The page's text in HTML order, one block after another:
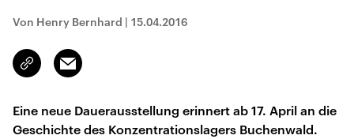
Von Henry Bernhard | 15.04.2016
Link
kopieren/teilen
Email
Eine neue Dauerausstellung erinnert ab 17. April an die
Geschichte des Konzentrationslagers Buchenwald.